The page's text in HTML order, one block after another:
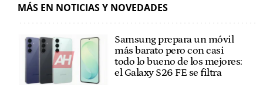
MÁS EN NOTICIAS Y NOVEDADES
Samsung prepara un móvil
más barato pero con casi
todo lo bueno de los mejores:
el Galaxy S26 FE se filtra